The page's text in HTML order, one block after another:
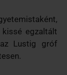
egzaltált
Lustig gróf